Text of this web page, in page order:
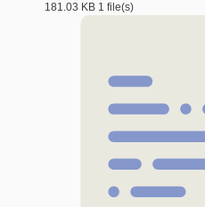
181.03 KB 1 file(s)